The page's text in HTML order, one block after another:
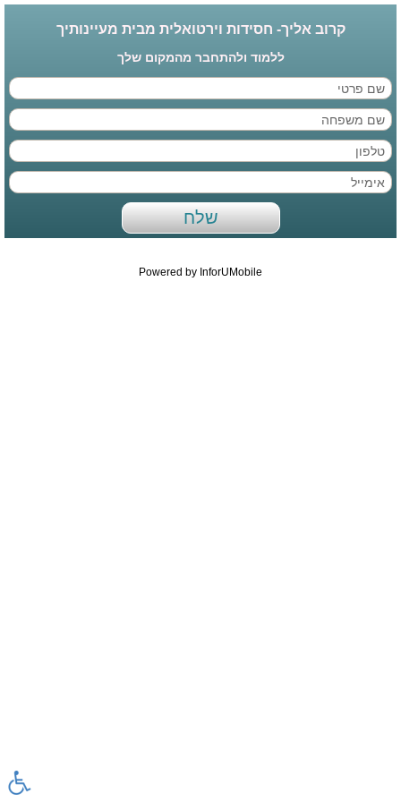
קרוב אליך- חסידות וירטואלית מבית מעיינותיך
ללמוד ולהתחבר מהמקום שלך
Powered by InforUMobile